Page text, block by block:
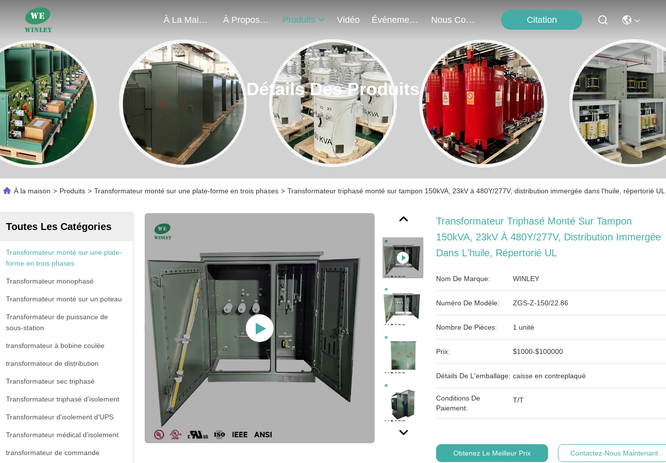
À La Maison À Propos De Nous Produits Vidéo Événements Nous Contacter Citation
Détails Des Produits
À la maison > Produits > Transformateur monté sur une plate-forme en trois phases > Transformateur triphasé monté sur tampon 150kVA, 23kV à 480Y/277V, distribution immergée dans l'huile, répertorié UL
Toutes Les Catégories
Transformateur monté sur une plate-
forme en trois phases
Transformateur monophasé
Transformateur monté sur un poteau
Transformateur de puissance de
sous-station
transformateur à bobine coulée
transformateur de distribution
Transformateur sec triphasé
Transformateur triphasé d'isolement
Transformateur d'isolement d'UPS
Transformateur médical d'isolement
transformateur de commande
Transformateur Triphasé Monté Sur Tampon
150kVA, 23kV À 480Y/277V, Distribution Immergée
Dans L'huile, Répertorié UL
Nom De Marque: WINLEY
Numéro De Modèle: ZGS-Z-150/22.86
Nombre De Pièces: 1 unité
Prix: $1000-$100000
Détails De L'emballage: caisse en contreplaqué
Conditions De
Paiement:
T/T
Obtenez Le Meilleur Prix Contactez-Nous Maintenant